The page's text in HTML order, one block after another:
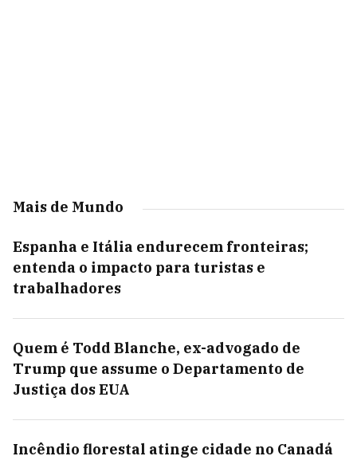
Mais de Mundo
Espanha e Itália endurecem fronteiras;
entenda o impacto para turistas e
trabalhadores
Quem é Todd Blanche, ex-advogado de
Trump que assume o Departamento de
Justiça dos EUA
Incêndio florestal atinge cidade no Canadá